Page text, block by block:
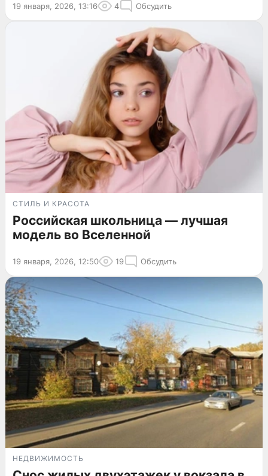
19 января, 2026, 13:16 4 Обсудить
СТИЛЬ И КРАСОТА
Российская школьница — лучшая
модель во Вселенной
19 января, 2026, 12:50 19 Обсудить
НЕДВИЖИМОСТЬ